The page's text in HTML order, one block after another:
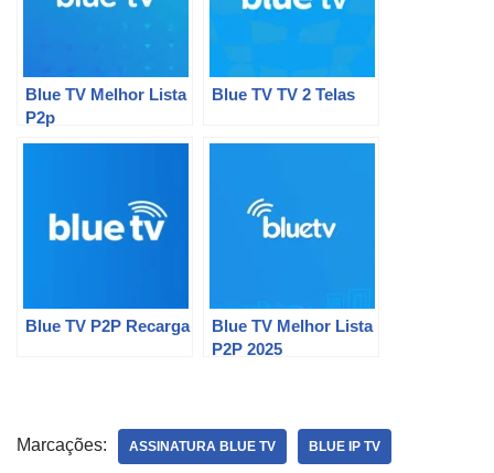
Blue TV Melhor Lista
P2p
Blue TV TV 2 Telas
Blue TV P2P Recarga
Blue TV Melhor Lista
P2P 2025
Marcações: ASSINATURA BLUE TV BLUE IP TV